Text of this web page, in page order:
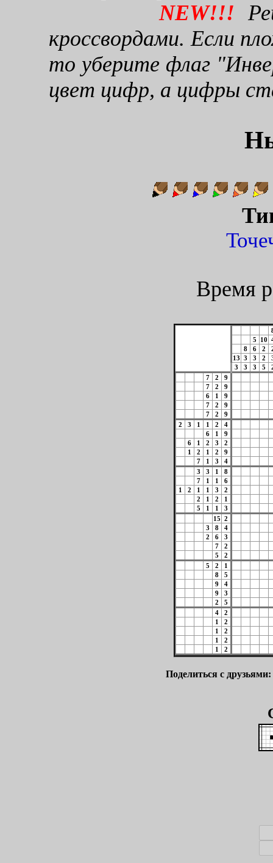
NEW!!!
кроссвордами. Если
то уберите флаг
цвет цифр, а цифры
Время
5
10
8
6 2
13 3 3 2
3
3 3 5
7
2
9
7
2
9
6
1
9
7
2
9
7
2
9
2
3 1 1 2
4
6
1
9
6
1 2 3
2
1
2 1 2
9
7
1 3
4
3
3 1
8
7
1 1
6
1
2 1 1 3
2
2
1 2
1
5
1 1
3
15 2
3
8
4
2
6
3
7
2
5
2
5
2
1
8
5
9
4
9
3
2
5
4
2
1
2
1
2
1
2
1
2
Поделиться с друзьями: